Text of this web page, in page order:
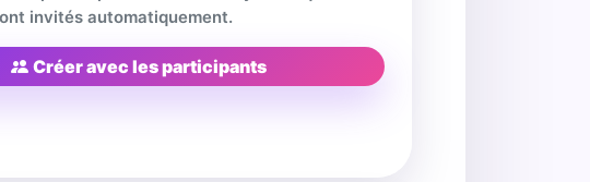
invités automatiquement.
Créer avec les participants